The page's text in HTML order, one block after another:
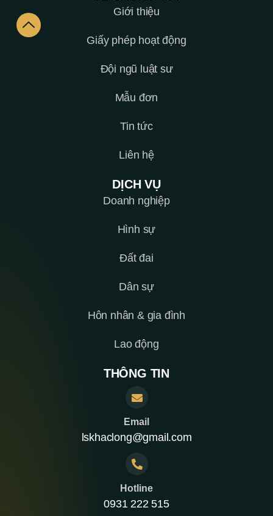
Giới thiệu
Giấy phép hoạt động
Đội ngũ luật sư
Mẫu đơn
Tin tức
Liên hệ
DỊCH VỤ
Doanh nghiệp
Hình sự
Đất đai
Dân sự
Hôn nhân & gia đình
Lao động
THÔNG TIN
Email
lskhaclong@gmail.com
Hotline
0931 222 515